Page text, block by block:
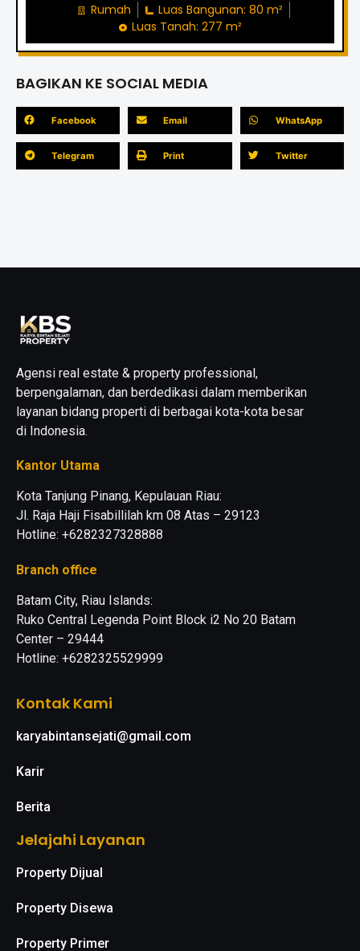
Rumah
Luas Bangunan: 80 m²
Luas Tanah: 277 m²
BAGIKAN KE SOCIAL MEDIA
Facebook Email WhatsApp
Telegram Print Twitter
Agensi real estate & property professional,
berpengalaman, dan berdedikasi dalam memberikan
layanan bidang properti di berbagai kota-kota besar
di Indonesia.
Kantor Utama
Kota Tanjung Pinang, Kepulauan Riau:
Jl. Raja Haji Fisabillilah km 08 Atas – 29123
Hotline: +6282327328888
Branch office
Batam City, Riau Islands:
Ruko Central Legenda Point Block i2 No 20 Batam
Center – 29444
Hotline: +6282325529999
Kontak Kami
karyabintansejati@gmail.com
Karir
Berita
Jelajahi Layanan
Property Dijual
Property Disewa
Property Primer